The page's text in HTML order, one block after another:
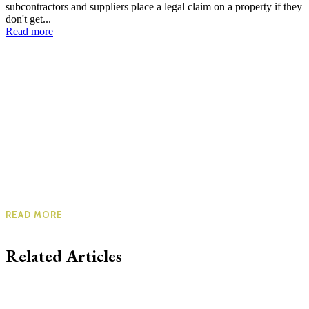
subcontractors and suppliers place a legal claim on a property if they
don't get...
Read more
READ MORE
Related Articles